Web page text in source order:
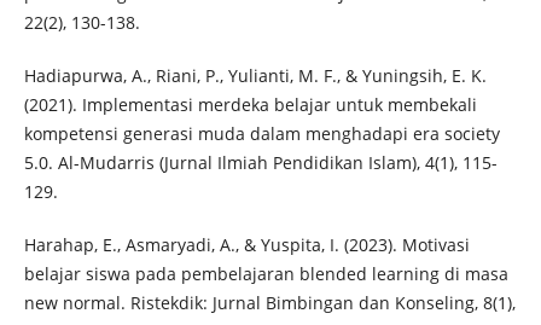
22(2), 130-138.
Hadiapurwa, A., Riani, P., Yulianti, M. F., & Yuningsih, E. K.
(2021). Implementasi merdeka belajar untuk membekali
kompetensi generasi muda dalam menghadapi era society
5.0. Al-Mudarris (Jurnal Ilmiah Pendidikan Islam), 4(1), 115-
129.
Harahap, E., Asmaryadi, A., & Yuspita, I. (2023). Motivasi
belajar siswa pada pembelajaran blended learning di masa
new normal. Ristekdik: Jurnal Bimbingan dan Konseling, 8(1),